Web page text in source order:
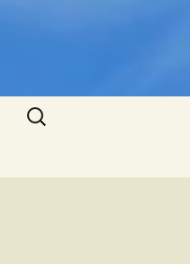
Suchen
nach: